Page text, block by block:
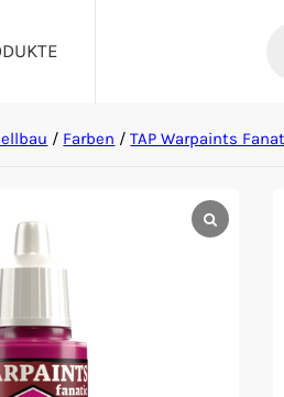
/ Farben /TAP Warpaints